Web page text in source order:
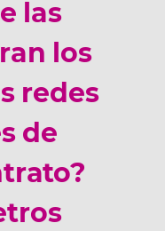
las
los
redes
de